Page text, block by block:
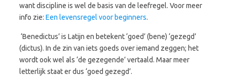
want discipline is wel de basis van de leefregel. Voor meer
info zie: Een levensregel voor beginners.
‘Benedictus’ is Latijn en betekent ‘goed’ (bene) ‘gezegd’
(dictus). In de zin van iets goeds over iemand zeggen; het
wordt ook wel als ‘de gezegende’ vertaald. Maar meer
letterlijk staat er dus ‘goed gezegd’.